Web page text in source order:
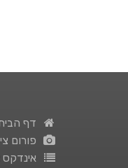
דף
פורום
אינדקס